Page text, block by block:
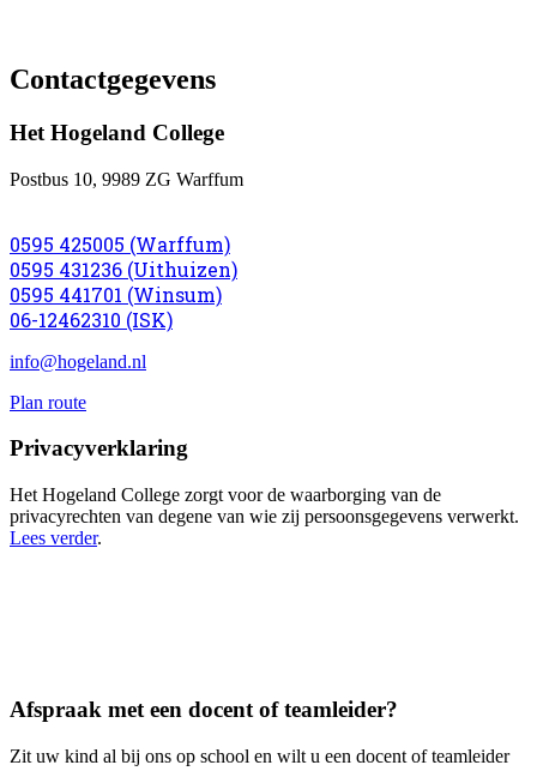
Contactgegevens
Het Hogeland College
Postbus 10, 9989 ZG Warffum
0595 425005 (Warffum)
0595 431236 (Uithuizen)
0595 441701 (Winsum)
06-12462310 (ISK)
info@hogeland.nl
Plan route
Privacyverklaring
Het Hogeland College zorgt voor de waarborging van de
privacyrechten van degene van wie zij persoonsgegevens verwerkt.
Lees verder.
Afspraak met een docent of teamleider?
Zit uw kind al bij ons op school en wilt u een docent of teamleider